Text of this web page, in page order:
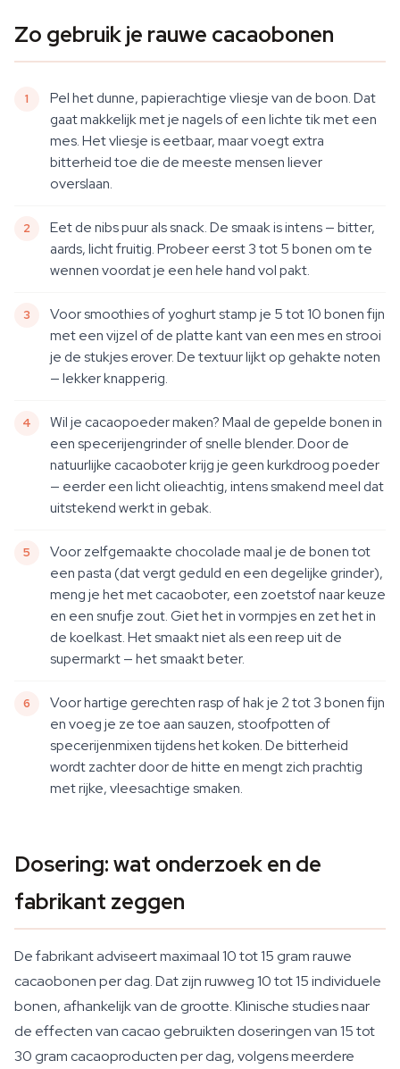
Zo gebruik je rauwe cacaobonen
Pel het dunne, papierachtige vliesje van de boon. Dat
gaat makkelijk met je nagels of een lichte tik met een
mes. Het vliesje is eetbaar, maar voegt extra
bitterheid toe die de meeste mensen liever
overslaan.
Eet de nibs puur als snack. De smaak is intens — bitter,
aards, licht fruitig. Probeer eerst 3 tot 5 bonen om te
wennen voordat je een hele hand vol pakt.
Voor smoothies of yoghurt stamp je 5 tot 10 bonen fijn
met een vijzel of de platte kant van een mes en strooi
je de stukjes erover. De textuur lijkt op gehakte noten
— lekker knapperig.
Wil je cacaopoeder maken? Maal de gepelde bonen in
een specerijengrinder of snelle blender. Door de
natuurlijke cacaoboter krijg je geen kurkdroog poeder
— eerder een licht olieachtig, intens smakend meel dat
uitstekend werkt in gebak.
Voor zelfgemaakte chocolade maal je de bonen tot
een pasta (dat vergt geduld en een degelijke grinder),
meng je het met cacaoboter, een zoetstof naar keuze
en een snufje zout. Giet het in vormpjes en zet het in
de koelkast. Het smaakt niet als een reep uit de
supermarkt — het smaakt beter.
Voor hartige gerechten rasp of hak je 2 tot 3 bonen fijn
en voeg je ze toe aan sauzen, stoofpotten of
specerijenmixen tijdens het koken. De bitterheid
wordt zachter door de hitte en mengt zich prachtig
met rijke, vleesachtige smaken.
Dosering: wat onderzoek en de
fabrikant zeggen
De fabrikant adviseert maximaal 10 tot 15 gram rauwe
cacaobonen per dag. Dat zijn ruwweg 10 tot 15 individuele
bonen, afhankelijk van de grootte. Klinische studies naar
de effecten van cacao gebruikten doseringen van 15 tot
30 gram cacaoproducten per dag, volgens meerdere